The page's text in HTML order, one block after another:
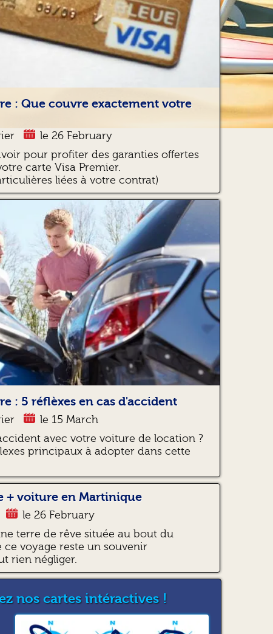
: Que couvre exactement votre
le 26 February
pour profiter des garanties offertes
carte Visa Premier.
liées à votre contrat)
: 5 réflèxes en cas d'accident
le 15 March
avec votre voiture de location ?
principaux à adopter dans cette
+ voiture en Martinique
le 26 February
terre de rêve située au bout du
voyage reste un souvenir
rien négliger.
nos cartes intéractives !